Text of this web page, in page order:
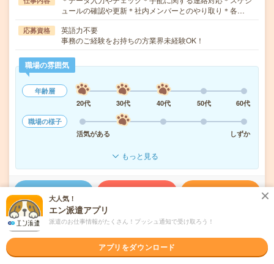
ュールの確認や更新＊社内メンバーとのやり取り＊各…
応募資格
英語力不要
事務のご経験をお持ちの方業界未経験OK！
職場の雰囲気
年齢層
20代
30代 40代 50代
60代
職場の様子
活気がある
しずか
もっと見る
気になる!
派遣会社 パーソルテンプスタッフ株式会社 首都圏
大人気！
エン派遣アプリ
派遣のお仕事情報がたくさん！プッシュ通知で受け取ろう！
アプリをダウンロード